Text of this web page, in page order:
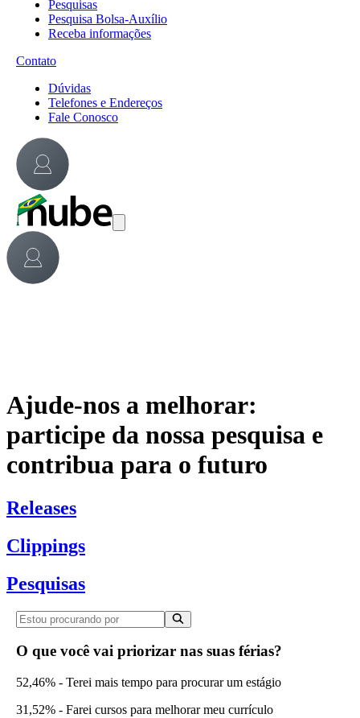
Pesquisas
Pesquisa Bolsa-Auxílio
Receba informações
Contato
Dúvidas
Telefones e Endereços
Fale Conosco
Ajude-nos a melhorar:
participe da nossa pesquisa e
contribua para o futuro
Releases
Clippings
Pesquisas
O que você vai priorizar nas suas férias?
52,46% - Terei mais tempo para procurar um estágio
31,52% - Farei cursos para melhorar meu currículo